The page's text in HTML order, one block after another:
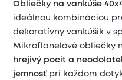
Obliečky na vankúše
ideálnou kombináciou
dekoratívny vankúšik v
Mikroflanelové obliečky
hrejivý pocit a
jemnosť pri každom